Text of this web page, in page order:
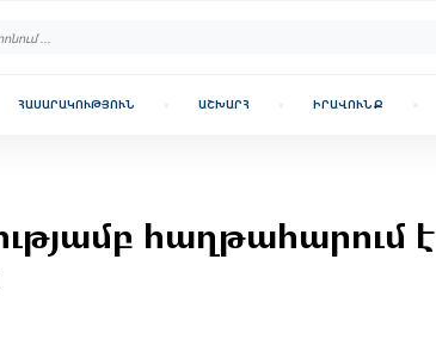
ՀԱՍԱՐԱԿՈՒԹՅՈՒՆ ԱՇԽԱՐՀ ԻՐԱՎՈՒՆՔ
հաղթահարում է